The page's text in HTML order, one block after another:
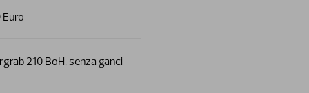
210 BoH, senza ganci